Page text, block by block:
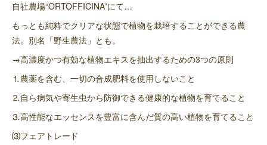
自社農場“ORTOFFICINA”にて…
もっとも純粋でクリアな状態で植物を栽培することができる農
法。別名「野生農法」とも。
→高濃度かつ有効な植物エキスを抽出するための3つの原則
⒈農薬を含む、一切の合成肥料を使用しないこと
⒉自ら病気や寄生虫から防御できる健康的な植物を育てること
⒊高性能なエッセンスを豊富に含んだ質の高い植物を育てること
⑶フェアトレード